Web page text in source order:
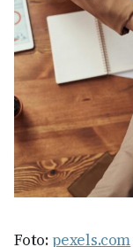
Foto: pexels.com